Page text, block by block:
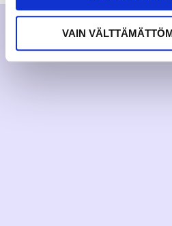
VAIN